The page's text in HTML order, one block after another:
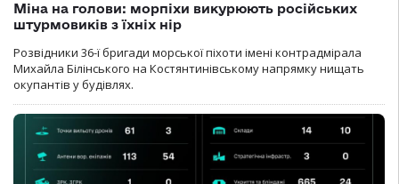
Міна на голови: морпіхи викурюють російських
штурмовиків з їхніх нір
Розвідники 36-ї бригади морської піхоти імені контрадмірала
Михайла Білінського на Костянтинівському напрямку нищать
окупантів у будівлях.